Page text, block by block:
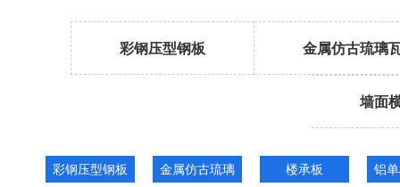
彩钢压型钢板 金属仿古琉璃
墙面
彩钢压型钢板
金属仿古琉璃
楼承板 铝